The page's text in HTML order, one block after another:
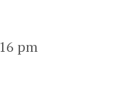
pm